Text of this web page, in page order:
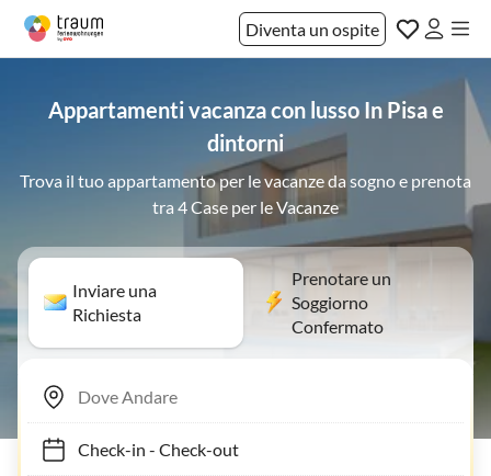
Diventa un ospite
Appartamenti vacanza con lusso In Pisa e
dintorni
Trova il tuo appartamento per le vacanze da sogno e prenota
tra 4 Case per le Vacanze
Inviare una
Richiesta
Prenotare un
Soggiorno
Confermato
Check-in- Check-out